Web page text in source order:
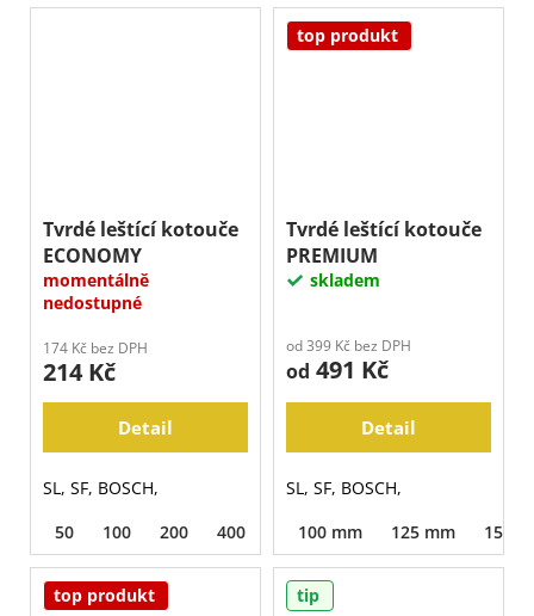
Tvrdé leštící kotouče
ECONOMY
momentálně
nedostupné
174 Kč bez DPH
214 Kč
Detail
SL, SF, BOSCH,
50
100 200 400 800 1500
top produkt
Tvrdé leštící kotouče
PREMIUM
skladem
od 399 Kč bez DPH
od 491 Kč
Detail
SL, SF, BOSCH,
100 mm
125 mm 150
top produkt tip